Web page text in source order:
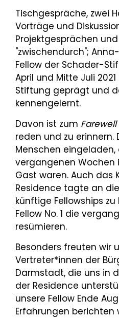
Tischgespräche, zwei
Vorträge und
Projektgesprächen
"zwischendurch";
Fellow der Schader-
April und Mitte Juli
Stiftung geprägt und
kennengelernt.
Davon ist zum Farewell
reden und zu erinnern.
Menschen eingeladen,
vergangenen Wochen
Gast waren. Auch das
Residence tagte an
künftige Fellowships
Fellow No. 1 die
resümieren.
Besonders freuten wir
Vertreter*innen der
Darmstadt, die uns in
der Residence
unsere Fellow Ende
Erfahrungen berichten